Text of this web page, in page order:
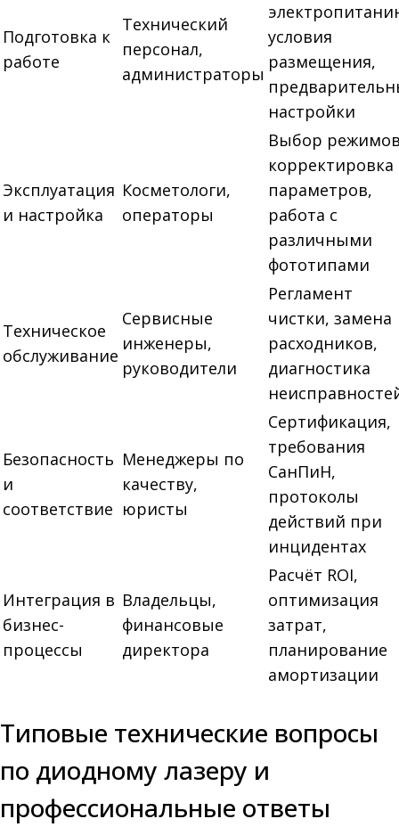
Подготовка к
работе
Технический
персонал,
администраторы
условия
размещения,
настройки
Эксплуатация
и настройка
Косметологи,
операторы
Выбор
корректировка
параметров,
работа с
различными
фототипами
Техническое
обслуживание
Сервисные
инженеры,
руководители
Регламент
чистки, замена
расходников,
диагностика
Безопасность
и
соответствие
Менеджеры по
качеству,
юристы
Сертификация,
требования
СанПиН,
протоколы
действий при
инцидентах
Интеграция в
бизнес-
процессы
Владельцы,
финансовые
директора
Расчёт ROI,
оптимизация
затрат,
планирование
амортизации
Типовые технические вопросы
по диодному лазеру и
профессиональные ответы